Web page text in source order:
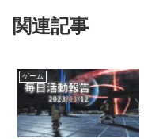
関連記事
ゲーム